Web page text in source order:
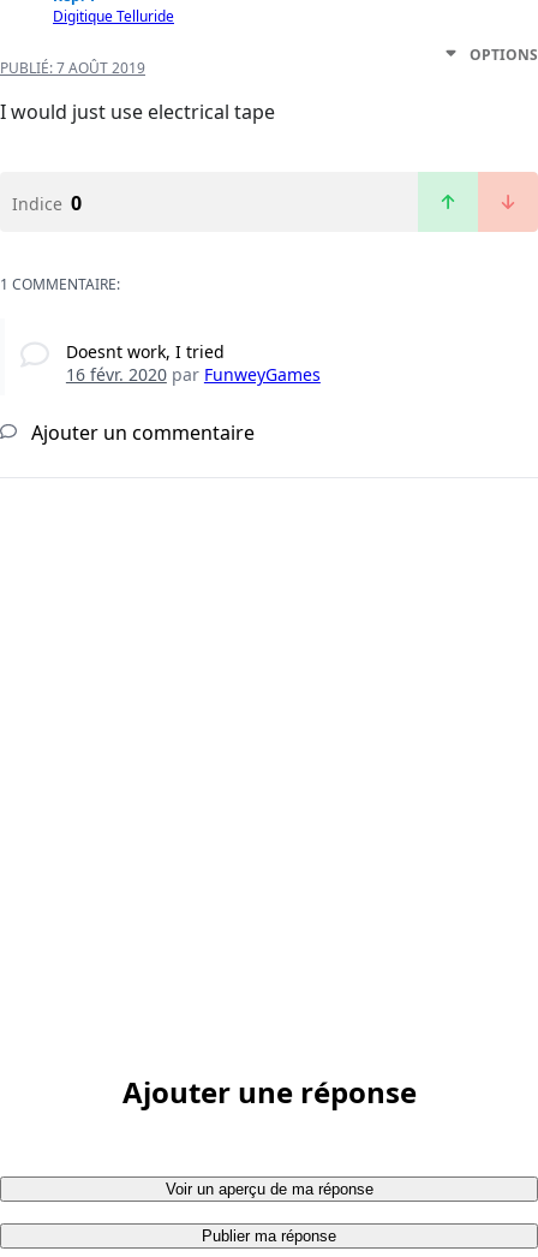
Digitique Telluride
PUBLIÉ:7 AOÛT 2019
OPTIONS
I would just use electrical tape
Indice 0
1 COMMENTAIRE:
Doesnt work, I tried
16 févr. 2020par FunweyGames
Ajouter un commentaire
Ajouter une réponse
Voir un aperçu de ma réponse
Publier ma réponse